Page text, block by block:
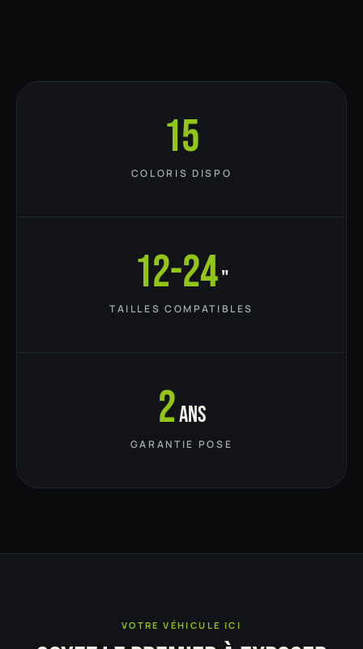
15
COLORIS DISPO
12-24"
TAILLES COMPATIBLES
2ans
GARANTIE POSE
VOTRE VÉHICULE ICI